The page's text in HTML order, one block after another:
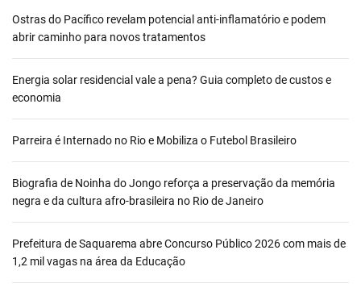
Ostras do Pacífico revelam potencial anti-inflamatório e podem
abrir caminho para novos tratamentos
Energia solar residencial vale a pena? Guia completo de custos e
economia
Parreira é Internado no Rio e Mobiliza o Futebol Brasileiro
Biografia de Noinha do Jongo reforça a preservação da memória
negra e da cultura afro-brasileira no Rio de Janeiro
Prefeitura de Saquarema abre Concurso Público 2026 com mais de
1,2 mil vagas na área da Educação